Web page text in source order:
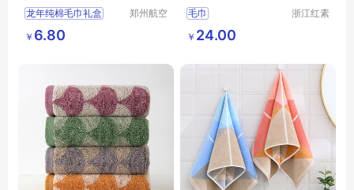
礼定 制logo
龙年纯棉毛巾礼盒
手礼定 制logo
郑州航空
￥ 6.80
订不单独零售
毛巾
浙江红素
￥ 24.00